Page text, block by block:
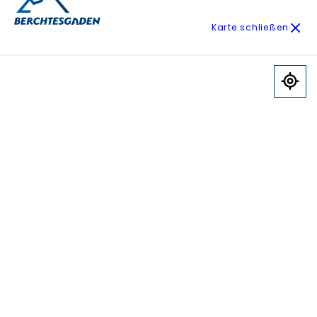
Karte schließen